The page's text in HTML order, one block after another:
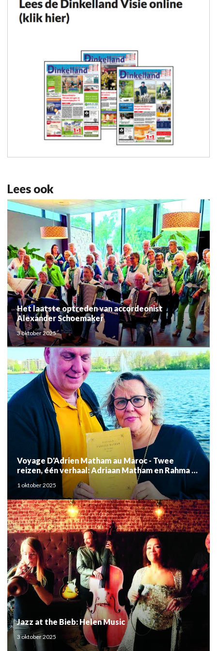
Lees ook
Het laatste optreden van accordeonist
Alexander Schoemaker
3 oktober 2025
Voyage D'Adrien Matham au Maroc - Twee
reizen, één verhaal: Adriaan Matham en Rahma el
Mouden
1 oktober 2025
Jazz at the Bieb: Helen Music
3 oktober 2025